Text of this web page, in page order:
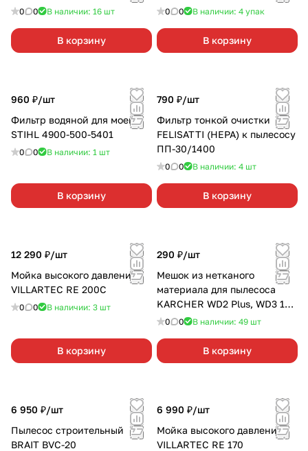
0 0 В наличии: 16 шт
В корзину
0 0 В наличии: 4 упак
В корзину
960 ₽/шт
Фильтр водяной для моек
STIHL 4900-500-5401
0 0 В наличии: 1 шт
В корзину
790 ₽/шт
Фильтр тонкой очистки
FELISATTI (НЕРА) к пылесосу
ПП-30/1400
0 0 В наличии: 4 шт
В корзину
12 290 ₽/шт
Мойка высокого давления
VILLARTEC RE 200C
0 0 В наличии: 3 шт
В корзину
290 ₽/шт
Мешок из нетканого
материала для пылесоса
KARCHER WD2 Plus, WD3 1
шт
0 0 В наличии: 49 шт
В корзину
6 950 ₽/шт
Пылесос строительный
BRAIT BVC-20
6 990 ₽/шт
Мойка высокого давления
VILLARTEC RE 170